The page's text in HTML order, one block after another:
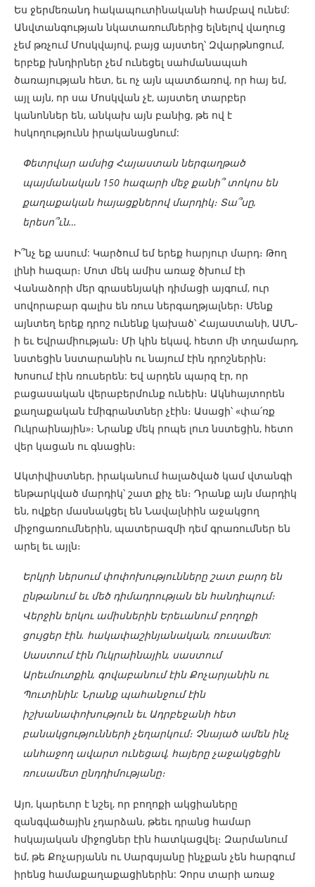
Ես ջերմեռանդ հակապուտինականի համբավ ունեմ:
Անվտանգության նկատառումներից ելնելով վաղուց
չեմ թռչում Մոսկվայով, բայց այստեղ՝ Զվարթնոցում,
երբեք խնդիրներ չեմ ունեցել սահմանապահ
ծառայության հետ, եւ ոչ այն պատճառով, որ հայ եմ,
այլ այն, որ սա Մոսկվան չէ, այստեղ տարբեր
կանոններ են, անկախ այն բանից, թե ով է
հսկողությունն իրականացնում:
Փետրվար ամսից Հայաստան ներգաղթած
պայմանական 150 հազարի մեջ քանի՞ տոկոս են
քաղաքական հայացքներով մարդիկ։ Տա՞սը,
երեսո՞ւն…
Ի՞նչ եք ասում: Կարծում եմ երեք հարյուր մարդ։ Թող
լինի հազար։ Մոտ մեկ ամիս առաջ ծխում էի
Վանաձորի մեր գրասենյակի դիմացի այգում, ուր
սովորաբար գալիս են ռուս ներգաղթյալներ։ Մենք
այնտեղ երեք դրոշ ունենք կախած՝ Հայաստանի, ԱՄՆ-
ի եւ Եվրամիության։ Մի կին եկավ, հետո մի տղամարդ,
նստեցին նստարանին ու նայում էին դրոշներին։
Խոսում էին ռուսերեն: Եվ արդեն պարզ էր, որ
բացասական վերաբերմունք ունեին։ Ակնհայտորեն
քաղաքական էմիգրանտներ չէին։ Ասացի՝ «փա՛ռք
Ուկրաինային»։ Նրանք մեկ րոպե լուռ նստեցին, հետո
վեր կացան ու գնացին։
Ակտիվիստներ, իրականում հալածված կամ վտանգի
ենթարկված մարդիկ՝ շատ քիչ են։ Դրանք այն մարդիկ
են, ովքեր մասնակցել են Նավալնիին աջակցող
միջոցառումներին, պատերազմի դեմ գրառումներ են
արել եւ այլն։
Երկրի ներսում փոփոխությունները շատ բարդ են
ընթանում եւ մեծ դիմադրության են հանդիպում։
Վերջին երկու ամիսներին Երեւանում բողոքի
ցույցեր էին. հակափաշինյանական, ռուսամետ:
Սաստում էին Ուկրաինային, սաստում
Արեւմուտքին, գովաբանում էին Քոչարյանին ու
Պուտինին: Նրանք պահանջում էին
իշխանափոխություն եւ Ադրբեջանի հետ
բանակցությունների չեղարկում։ Չնայած ամեն ինչ
անհաջող ավարտ ունեցավ, հայերը չաջակցեցին
ռուսամետ ընդդիմությանը։
Այո, կարեւոր է նշել, որ բողոքի ակցիաները
զանգվածային չդարձան, թեեւ դրանց համար
հսկայական միջոցներ էին հատկացվել։ Զարմանում
եմ, թե Քոչարյանն ու Սարգսյանը ինչքան չեն հարգում
իրենց համաքաղաքացիներին: Չորս տարի առաջ